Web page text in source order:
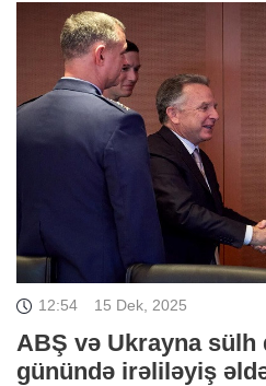
12:54 15 Dek, 2025
ABŞ və Ukrayna sülh
günündə irəliləyiş